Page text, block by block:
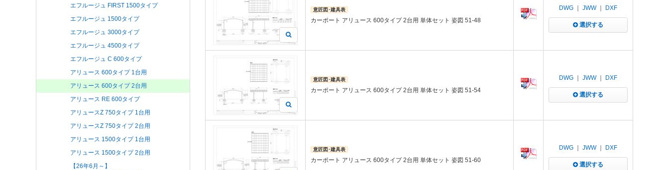
エフルージュ FIRST 1500タイプ
エフルージュ 1500タイプ
エフルージュ 3000タイプ
エフルージュ 4500タイプ
エフルージュ C 600タイプ
アリュース 600タイプ 1台用
アリュース 600タイプ 2台用
アリュース RE 600タイプ
アリュースZ 750タイプ 1台用
アリュースZ 750タイプ 2台用
アリュース 1500タイプ 1台用
アリュース 1500タイプ 2台用
【26年6月～】
意匠図･建具表
カーポート アリュース 600タイプ 2台用 単体セット 姿図 51-48
DWG JWW｜ DXF
選択する
意匠図･建具表
カーポート アリュース 600タイプ 2台用 単体セット 姿図 51-54
DWG JWW｜ DXF
選択する
意匠図･建具表
カーポート アリュース 600タイプ 2台用 単体セット 姿図 51-60
DWG JWW｜ DXF
選択する